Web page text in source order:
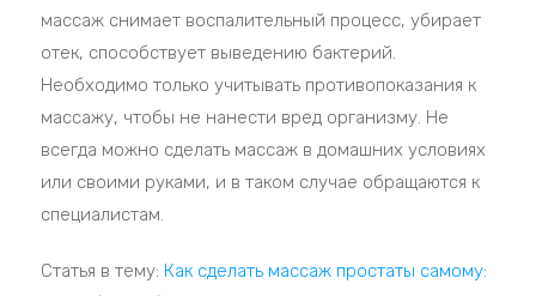
массаж снимает воспалительный процесс, убирает
отек, способствует выведению бактерий.
Необходимо только учитывать противопоказания к
массажу, чтобы не нанести вред организму. Не
всегда можно сделать массаж в домашних условиях
или своими руками, и в таком случае обращаются к
специалистам.
Статья в тему: Как сделать массаж простаты самому: